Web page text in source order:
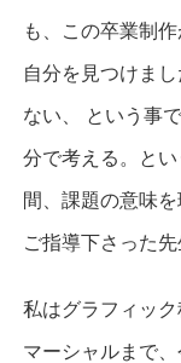
も、この卒業制
自分を見つけま
ない、 という事
分で考える。と
間、課題の意味
ご指導下さった
私はグラフィッ
マーシャルまで